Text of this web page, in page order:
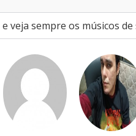
e veja sempre os músicos de